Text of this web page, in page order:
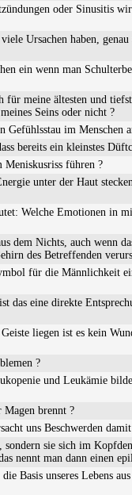
oder Sinusitis
Ursachen haben,
ein wenn man
für meine ältesten und
Seins oder nicht ?
Gefühlsstau im Menschen
bereits ein kleinstes
Meniskusriss führen ?
unter der Haut
Welche Emotionen in
dem Nichts, auch wenn
des Betreffenden
für die Männlichkeit
das eine direkte
liegen ist es kein
?
und Leukämie
Magen brennt ?
uns Beschwerden
sie sich im
nennt man dann einen
Basis unseres Lebens